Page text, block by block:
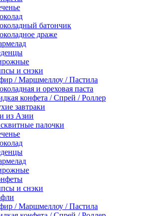
батончик
драже
и снэки
/ Маршмеллоу / Пастила
и ореховая паста
конфета / Спрей / Роллер
завтраки
из Азии
палочки
и снэки
/ Маршмеллоу / Пастила